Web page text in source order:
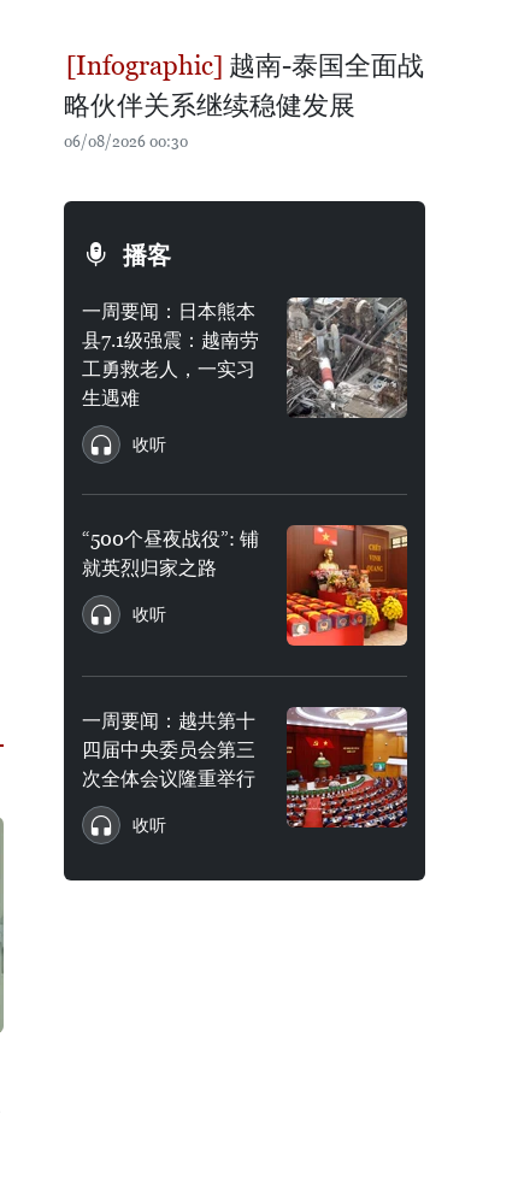
越南-泰国全面战
略伙伴关系继续稳健发展
06/08/2026 00:30
播客
一周要闻：日本熊本
县7.1级强震：越南劳
工勇救老人，一实习
生遇难
收听
“500个昼夜战役”: 铺
就英烈归家之路
收听
一周要闻：越共第十
四届中央委员会第三
次全体会议隆重举行
收听